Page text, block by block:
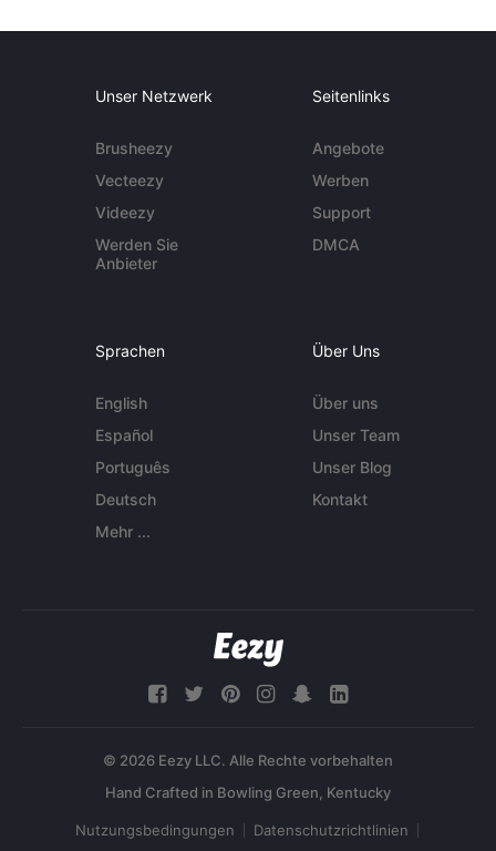
Unser Netzwerk
Brusheezy
Vecteezy
Videezy
Werden Sie
Anbieter
Seitenlinks
Angebote
Werben
Support
DMCA
Sprachen
English
Español
Português
Deutsch
Mehr ...
Über Uns
Über uns
Unser Team
Unser Blog
Kontakt
© 2026 Eezy LLC. Alle Rechte vorbehalten
Nutzungsbedingungen Datenschutzrichtlinien